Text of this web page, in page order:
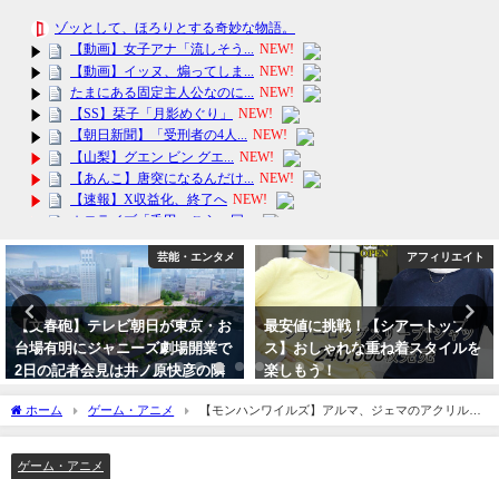
芸能・エンタメ
【文春砲】テレビ朝日が東京・お
台場有明にジャニーズ劇場開業で
2日の記者会見は井ノ原快彦の隣
にテレ朝が着席か？帝国劇場出禁
で開き直りか？
アフィリエイト
最安値に挑戦！【シアートップ
ス】おしゃれな重ね着スタイルを
楽しもう！
ホーム ゲーム・アニメ
【モンハンワイルズ】アルマ、ジェマのアクリルフ
ィギュアが‘登場！作中の武器アイコンも“メタルピンズ”に
ゲーム・アニメ